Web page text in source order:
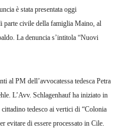
è stata presentata oggi
parte civile della famiglia Maino, al
La denuncia s’intitola “Nuovi
al PM dell’avvocatessa tedesca Petra
L’Avv. Schlagenhauf ha iniziato in
tedesco ai vertici di “Colonia
evitare di essere processato in Cile.